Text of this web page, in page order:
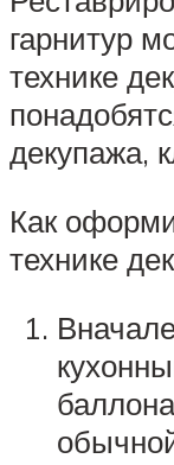
гарнитур
технике
декупажа,
Как
технике